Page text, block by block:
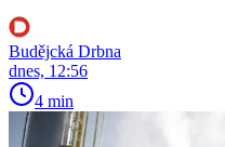
Budějcká Drbna
dnes, 12:56
4 min